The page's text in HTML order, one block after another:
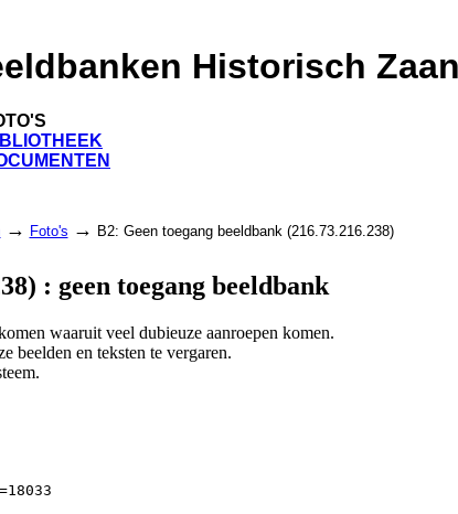
Historisch
→ Foto's → B2: Geen toegang beeldbank (216.73.216.238)
: geen toegang beeldbank
waaruit veel dubieuze aanroepen komen.
beelden en teksten te vergaren.